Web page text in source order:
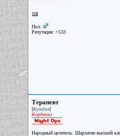
Пол:
Репутация: +533
Терапевт
[Кулибин]
Кардинал
Народный целитель. Шарлатан высшей